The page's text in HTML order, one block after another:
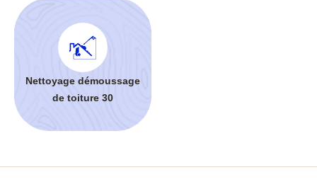
Nettoyage démoussage
de toiture 30